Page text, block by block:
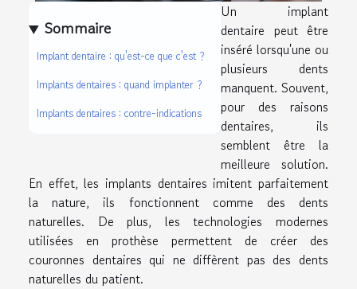
Sommaire
Implant dentaire : qu'est-ce que c'est ?
Implants dentaires : quand implanter ?
Implants dentaires : contre-indications
Un implant
dentaire peut être
inséré lorsqu'une ou
plusieurs dents
manquent. Souvent,
pour des raisons
dentaires, ils
semblent être la
meilleure solution.
En effet, les implants dentaires imitent parfaitement
la nature, ils fonctionnent comme des dents
naturelles. De plus, les technologies modernes
utilisées en prothèse permettent de créer des
couronnes dentaires qui ne diffèrent pas des dents
naturelles du patient.